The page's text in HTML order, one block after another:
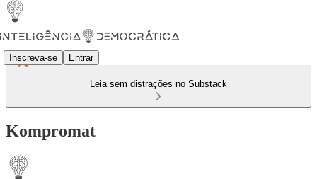
Inscreva-se Entrar
Leia sem distrações no Substack
Kompromat